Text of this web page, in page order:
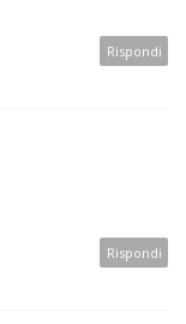
Rispondi
Rispondi